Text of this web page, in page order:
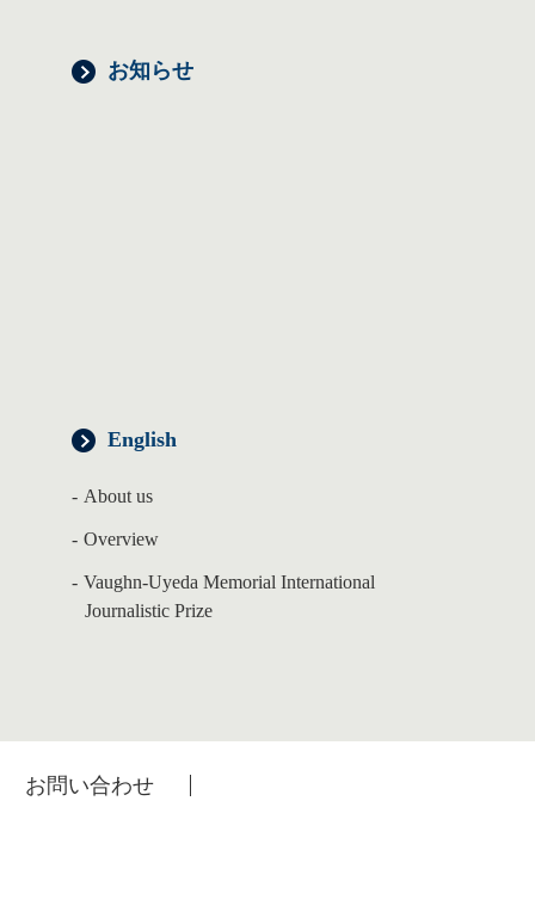
お知らせ
English
About us
Overview
Vaughn-Uyeda Memorial International
Journalistic Prize
お問い合わせ